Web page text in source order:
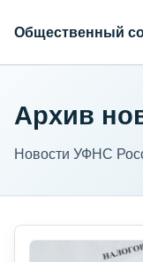
Общественный
Архив
Новости УФНС